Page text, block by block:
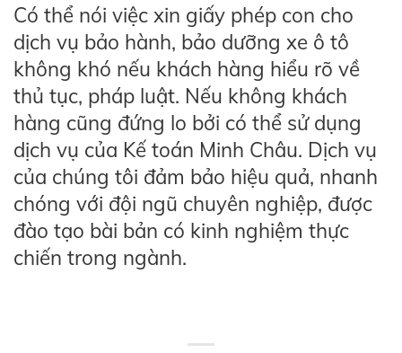
Có thể nói việc xin giấy phép con cho
dịch vụ bảo hành, bảo dưỡng xe ô tô
không khó nếu khách hàng hiểu rõ về
thủ tục, pháp luật. Nếu không khách
hàng cũng đứng lo bởi có thể sử dụng
dịch vụ của Kế toán Minh Châu. Dịch vụ
của chúng tôi đảm bảo hiệu quả, nhanh
chóng với đội ngũ chuyên nghiệp, được
đào tạo bài bản có kinh nghiệm thực
chiến trong ngành.